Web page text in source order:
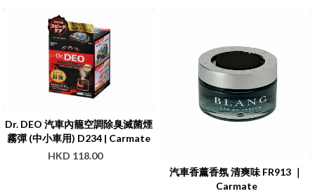
Dr. DEO 汽車內籠空調除臭滅菌煙
霧彈 (中小車用) D234 | Carmate
HKD 118.00
汽車香薰香氛 清爽味 FR913 ｜
Carmate